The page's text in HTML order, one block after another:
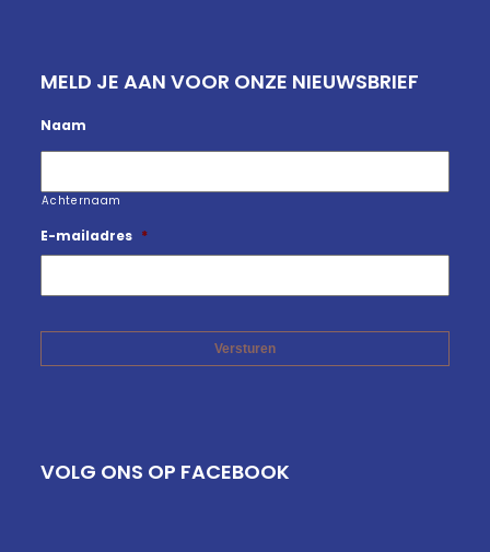
MELD JE AAN VOOR ONZE NIEUWSBRIEF
Naam
Achternaam
E-mailadres *
VOLG ONS OP FACEBOOK